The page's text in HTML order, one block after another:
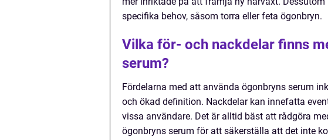
specifika behov, såsom torra eller feta ögonbryn.
Vilka för- och nackdelar finns
serum?
Fördelarna med att använda ögonbryns serum
och ökad definition. Nackdelar kan innefatta
vissa användare. Det är alltid bäst att rådgöra
ögonbryns serum för att säkerställa att det inte